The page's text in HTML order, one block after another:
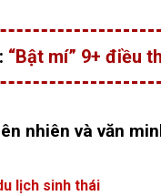
“Bật mí” 9+ điều
nhiên và văn
lịch sinh thái